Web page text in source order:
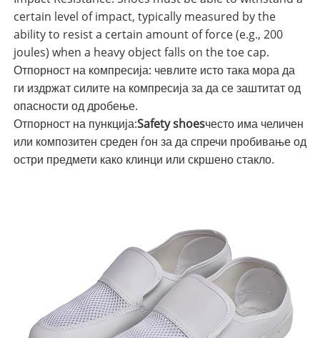
certain level of impact, typically measured by the
ability to resist a certain amount of force (e.g., 200
joules) when a heavy object falls on the toe cap.
Отпорност на компресија: чевлите исто така мора да
ги издржат силите на компресија за да се заштитат од
опасности од дробење.
Отпорност на пункција:Safety shoesчесто има челичен
или композитен среден ѓон за да спречи пробивање од
остри предмети како клинци или скршено стакло.